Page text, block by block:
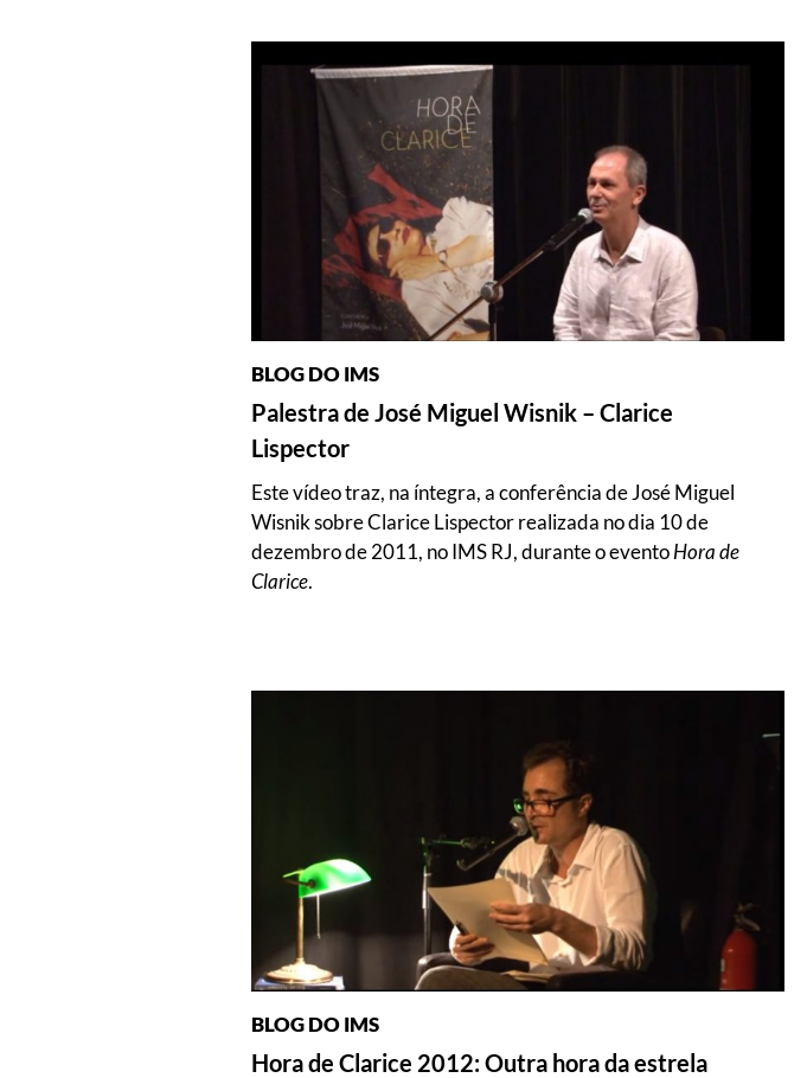
BLOG DO IMS
Palestra de José Miguel Wisnik – Clarice
Lispector
Este vídeo traz, na íntegra, a conferência de José Miguel
Wisnik sobre Clarice Lispector realizada no dia 10 de
dezembro de 2011, no IMS RJ, durante o eventoHora de
Clarice.
BLOG DO IMS
Hora de Clarice 2012: Outra hora da estrela